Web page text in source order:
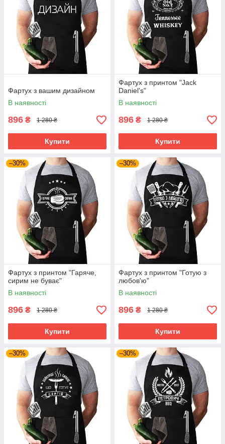
Фартух з вашим дизайном
В наявності
896 ₴ 1 280 ₴
Купити
Фартух з принтом "Jack
Daniel's"
В наявності
896 ₴ 1 280 ₴
Купити
–30%
Фартух з принтом "Гаряче,
сирим не буває"
В наявності
896 ₴ 1 280 ₴
Купити
–30%
Фартух з принтом "Готую з
любов'ю"
В наявності
896 ₴ 1 280 ₴
Купити
–30% –30%